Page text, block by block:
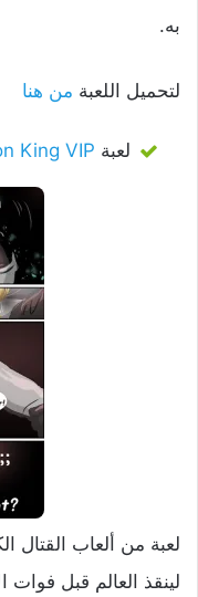
به.
لتحميل اللعبة من هنا
لعبة King VIP
لعبة من ألعاب القتال
لينقذ العالم قبل